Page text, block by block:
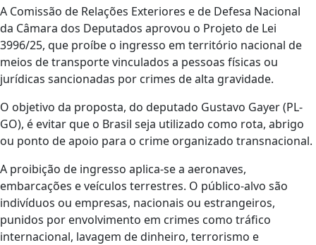
A Comissão de Relações Exteriores e de Defesa Nacional
da Câmara dos Deputados aprovou o Projeto de Lei
3996/25, que proíbe o ingresso em território nacional de
meios de transporte vinculados a pessoas físicas ou
jurídicas sancionadas por crimes de alta gravidade.
O objetivo da proposta, do deputado Gustavo Gayer (PL-
GO), é evitar que o Brasil seja utilizado como rota, abrigo
ou ponto de apoio para o crime organizado transnacional.
A proibição de ingresso aplica-se a aeronaves,
embarcações e veículos terrestres. O público-alvo são
indivíduos ou empresas, nacionais ou estrangeiros,
punidos por envolvimento em crimes como tráfico
internacional, lavagem de dinheiro, terrorismo e